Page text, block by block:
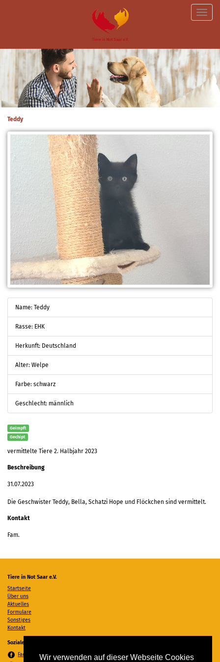
Wir verwenden auf dieser Webseite Cookies
Toggle
Teddy
Name: Teddy
Rasse: EHK
Herkunft: Deutschland
Alter: Welpe
Farbe: schwarz
Geschlecht: männlich
Geimpft
Gechipt
vermittelte Tiere 2. Halbjahr 2023
Beschreibung
31.07.2023
Die Geschwister Teddy, Bella, Schatzi Hope und Flöckchen sind vermittelt.
Kontakt
Fam.
Tiere in Not Saar e.V.
Startseite
Über uns
Aktuelles
Formulare
Sonstiges
Kontakt
Soziale Medien
Facebook